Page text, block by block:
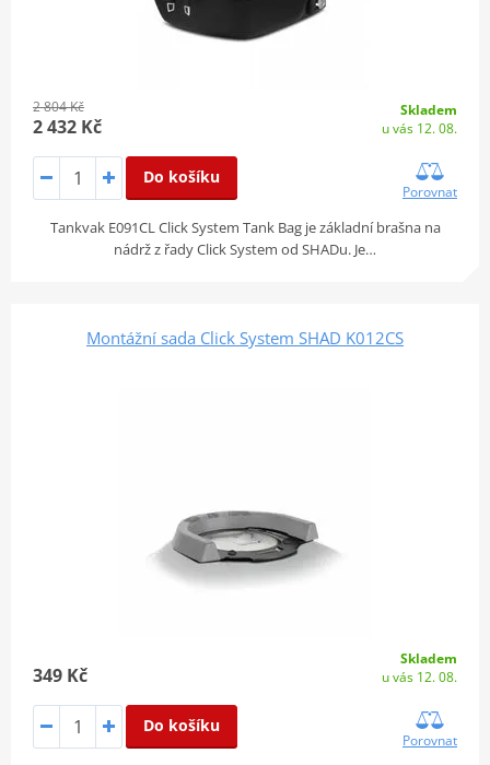
2 804 Kč
2 432 Kč
Skladem
u vás 12. 08.
Do košíku
Porovnat
Tankvak E091CL Click System Tank Bag je základní brašna na
nádrž z řady Click System od SHADu. Je…
Montážní sada Click System SHAD K012CS
349 Kč
Skladem
u vás 12. 08.
Do košíku
Porovnat